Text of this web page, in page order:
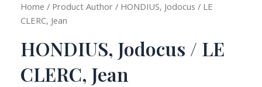
Home / Product Author / HONDIUS, Jodocus / LE
CLERC, Jean
HONDIUS, Jodocus / LE
CLERC, Jean